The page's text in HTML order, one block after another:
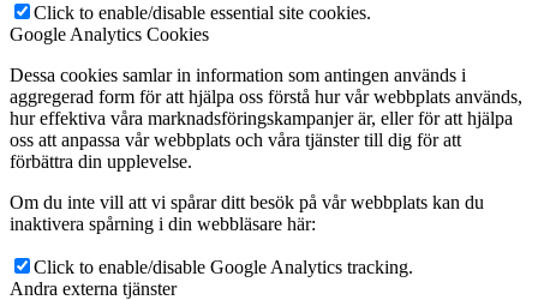
Click to enable/disable essential site cookies.
Google Analytics Cookies
Dessa cookies samlar in information som antingen används i
aggregerad form för att hjälpa oss förstå hur vår webbplats används,
hur effektiva våra marknadsföringskampanjer är, eller för att hjälpa
oss att anpassa vår webbplats och våra tjänster till dig för att
förbättra din upplevelse.
Om du inte vill att vi spårar ditt besök på vår webbplats kan du
inaktivera spårning i din webbläsare här:
Click to enable/disable Google Analytics tracking.
Andra externa tjänster